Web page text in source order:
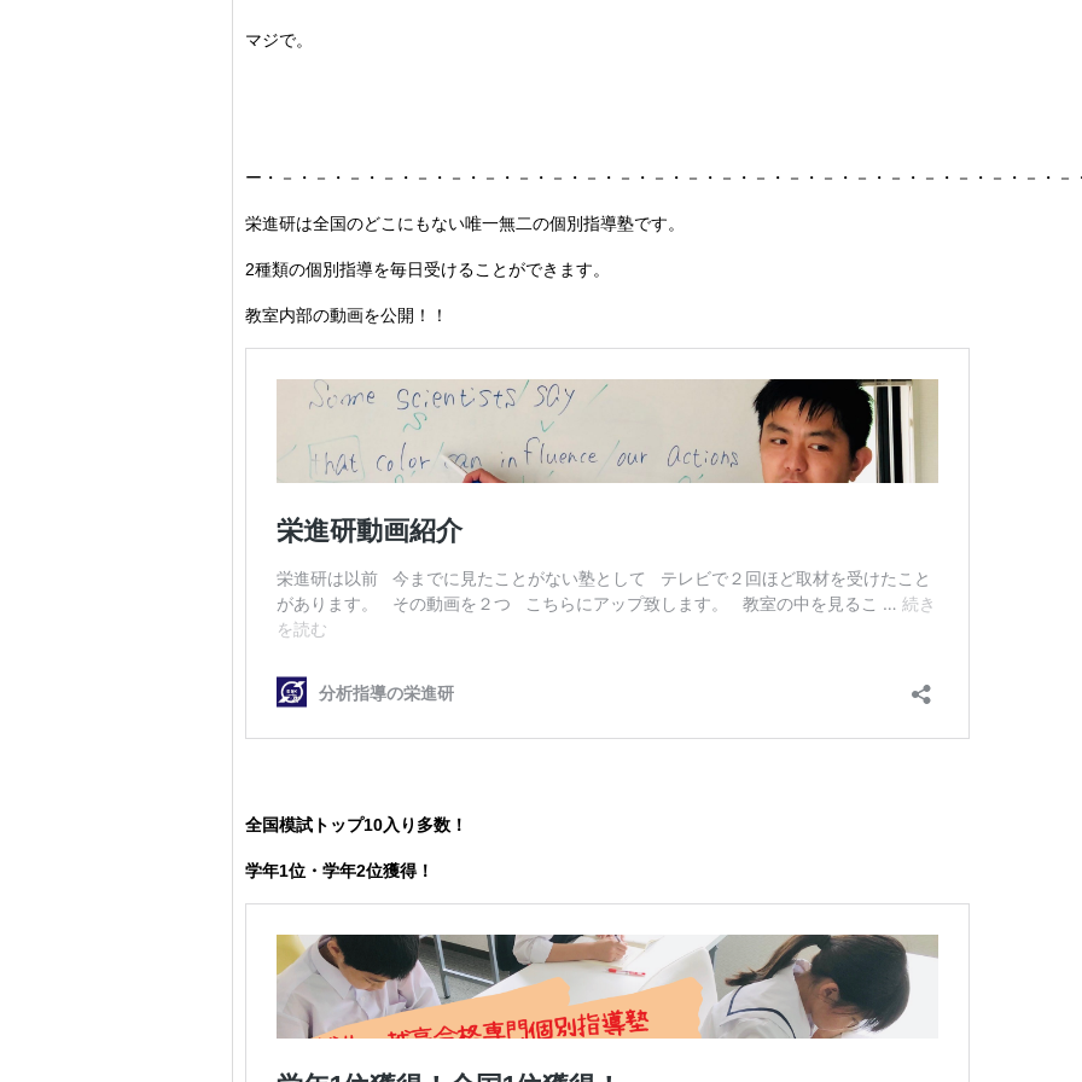
マジで。
ー・－・－・－・－・－・－・－・－・－・－・－・－・－・－・－・－・－・－・－・－・－・－・－・－
栄進研は全国のどこにもない唯一無二の個別指導塾です。
2種類の個別指導を毎日受けることができます。
教室内部の動画を公開！！
全国模試トップ10入り多数！
学年1位・学年2位獲得！